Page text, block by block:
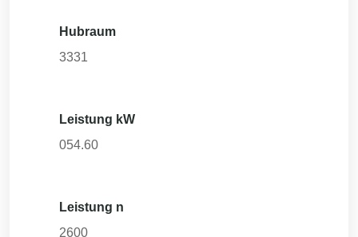
Hubraum
3331
Leistung kW
054.60
Leistung n
2600